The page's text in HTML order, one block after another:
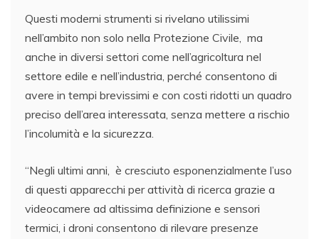
Questi moderni strumenti si rivelano utilissimi
nell’ambito non solo nella Protezione Civile, ma
anche in diversi settori come nell’agricoltura nel
settore edile e nell’industria, perché consentono di
avere in tempi brevissimi e con costi ridotti un quadro
preciso dell’area interessata, senza mettere a rischio
l’incolumità e la sicurezza.
“Negli ultimi anni, è cresciuto esponenzialmente l’uso
di questi apparecchi per attività di ricerca grazie a
videocamere ad altissima definizione e sensori
termici, i droni consentono di rilevare presenze